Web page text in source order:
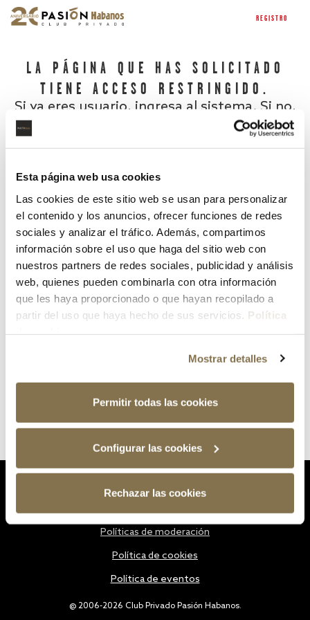
Esta página web usa cookies
Las cookies de este sitio web se usan para personalizar
el contenido y los anuncios, ofrecer funciones de redes
sociales y analizar el tráfico. Además, compartimos
información sobre el uso que haga del sitio web con
nuestros partners de redes sociales, publicidad y análisis
web, quienes pueden combinarla con otra información
que les haya proporcionado o que hayan recopilado a
partir del uso que haya hecho de sus servicios. Política
Mostrar detalles
Permitir todas las cookies
Configurar las cookies
Rechazar las cookies
REGISTRO
LA PÁGINA QUE HAS SOLICITADO
TIENE ACCESO RESTRINGIDO.
Si ya eres usuario, ingresa al sistema. Si no,
¿Has olvidado tu contraseña?
@ 2006-2026 Club Privado Pasión Habanos.
Políticas de moderación
Política de cookies
Política de eventos